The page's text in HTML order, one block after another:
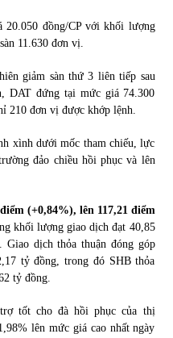
20.050 đồng/CP với khối lượng
11.630 đơn vị.
giảm sàn thứ 3 liên tiếp sau
DAT đứng tại mức giá 74.300
210 đơn vị được khớp lệnh.
xình dưới mốc tham chiếu, lực
đảo chiều hồi phục và lên
(+0,84%), lên 117,21 điểm
khối lượng giao dịch đạt 40,85
dịch thỏa thuận đóng góp
tỷ đồng, trong đó SHB thỏa
tỷ đồng.
tốt cho đà hồi phục của thị
lên mức giá cao nhất ngày